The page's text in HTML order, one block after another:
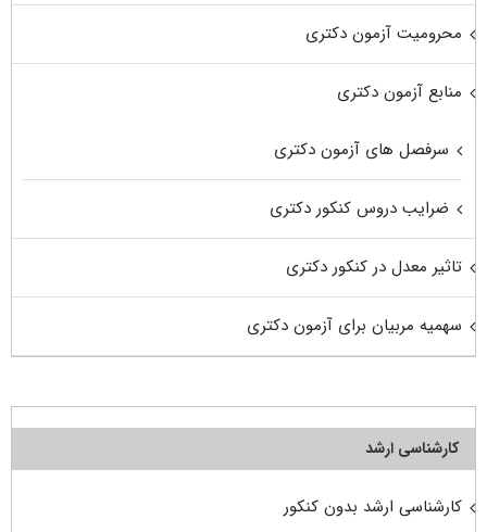
محرومیت آزمون دکتری
منابع آزمون دکتری
سرفصل های آزمون دکتری
ضرایب دروس کنکور دکتری
تاثیر معدل در کنکور دکتری
سهمیه مربیان برای آزمون دکتری
کارشناسی ارشد
کارشناسی ارشد بدون کنکور